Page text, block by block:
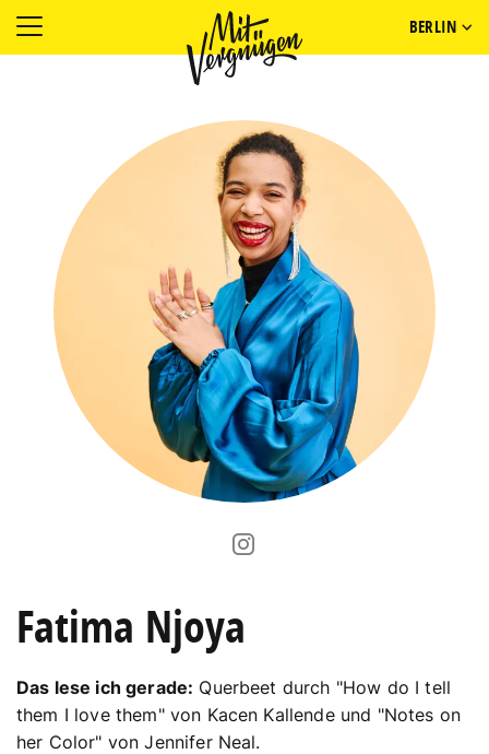
BERLIN
Fatima Njoya
Das lese ich gerade: Querbeet durch "How do I tell
them I love them" von Kacen Kallende und "Notes on
her Color" von Jennifer Neal.